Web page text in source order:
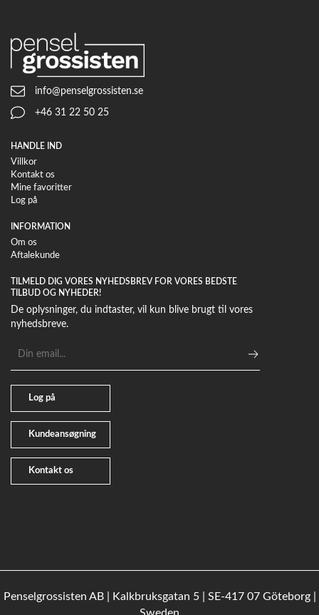
info@penselgrossisten.se
+46 31 22 50 25
HANDLE IND
Villkor
Kontakt os
Mine favoritter
Log på
INFORMATION
Om os
Aftalekunde
TILMELD DIG VORES NYHEDSBREV FOR VORES BEDSTE
TILBUD OG NYHEDER!
De oplysninger, du indtaster, vil kun blive brugt til vores
nyhedsbreve.
mailadresse
Kontakt os
Kundeansøgning
Log på
Penselgrossisten AB | Kalkbruksgatan 5 | SE-417 07 Göteborg |